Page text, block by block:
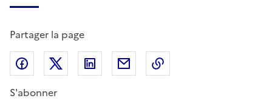
Partager la page
Partager sur Facebook
Partager sur X (anciennement Twitter)
Partager sur LinkedIn
Partager par email
S'abonner